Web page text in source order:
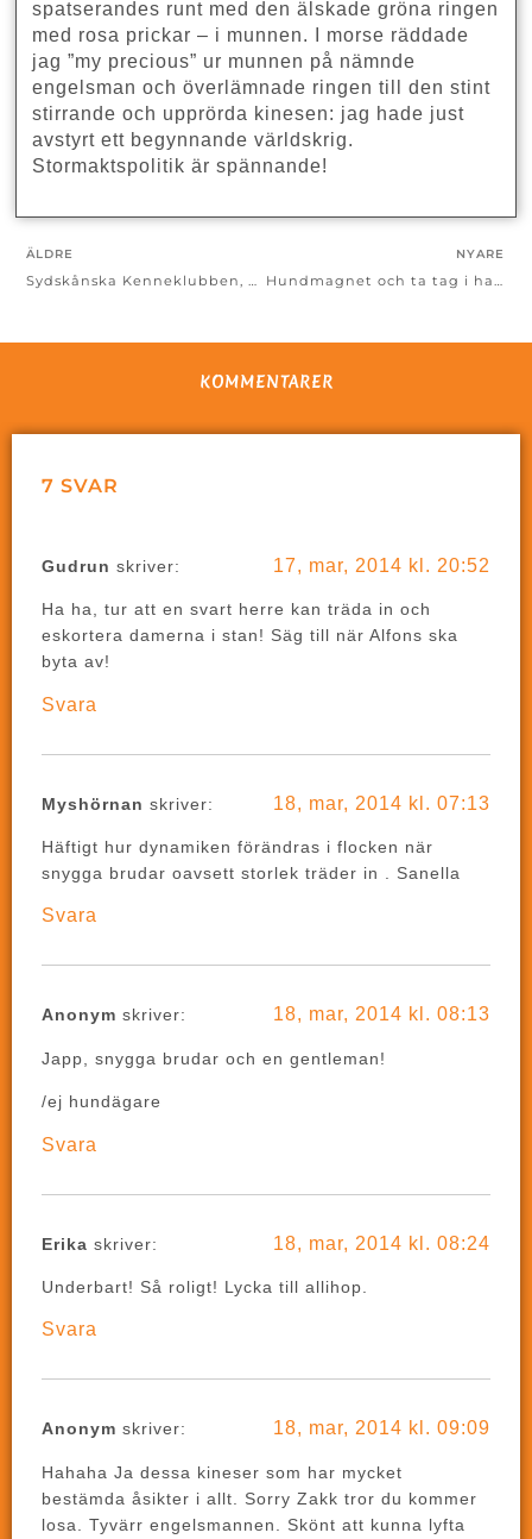
spatserandes runt med den älskade gröna ringen
med rosa prickar – i munnen. I morse räddade
jag ”my precious” ur munnen på nämnde
engelsman och överlämnade ringen till den stint
stirrande och upprörda kinesen: jag hade just
avstyrt ett begynnande världskrig.
Stormaktspolitik är spännande!
ÄLDRE
Sydskånska Kenneklubben, magneten och Bockarna Bruse
NYARE
Hundmagnet och ta tag i halsbandet
KOMMENTARER
7 SVAR
Gudrun skriver: 17, mar, 2014 kl. 20:52
Ha ha, tur att en svart herre kan träda in och
eskortera damerna i stan! Säg till när Alfons ska
byta av!
Svara
Myshörnan skriver: 18, mar, 2014 kl. 07:13
Häftigt hur dynamiken förändras i flocken när
snygga brudar oavsett storlek träder in . Sanella
Svara
Anonym skriver: 18, mar, 2014 kl. 08:13
Japp, snygga brudar och en gentleman!
/ej hundägare
Svara
Erika skriver: 18, mar, 2014 kl. 08:24
Underbart! Så roligt! Lycka till allihop.
Svara
Anonym skriver: 18, mar, 2014 kl. 09:09
Hahaha Ja dessa kineser som har mycket
bestämda åsikter i allt. Sorry Zakk tror du kommer
losa. Tyvärr engelsmannen. Skönt att kunna lyfta